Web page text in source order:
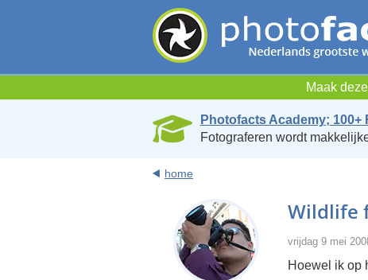
Maak
Photofacts Academy;
Fotograferen wordt
home
Wildlife
vrijdag 9 mei
Hoewel ik op